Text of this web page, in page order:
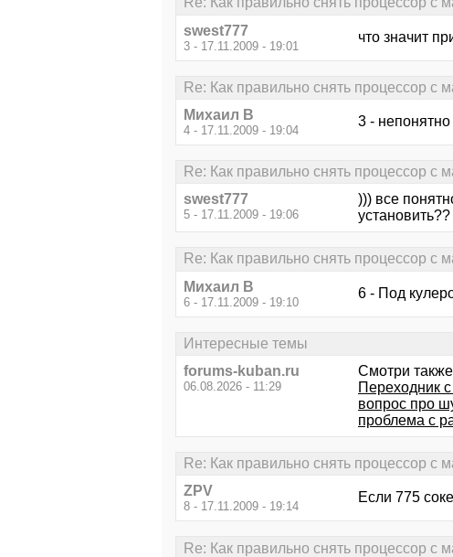
swest777
3 - 17.11.2009 - 19:01
что значит
Re: Как правильно снять процессор с
Михаил В
4 - 17.11.2009 - 19:04
3 -
Re: Как правильно снять процессор с
swest777
5 - 17.11.2009 - 19:06
))) все
установить??
Re: Как правильно снять процессор с
Михаил В
6 - 17.11.2009 - 19:10
6 - Под
Интересные темы
forums-kuban.ru
06.08.2026 - 11:29
Смотри
Переходник
вопрос про
проблема с
Re: Как правильно снять процессор с
ZPV
8 - 17.11.2009 - 19:14
Если 775
Re: Как правильно снять процессор с